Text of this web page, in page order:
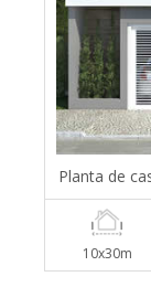
Planta de
10x30m